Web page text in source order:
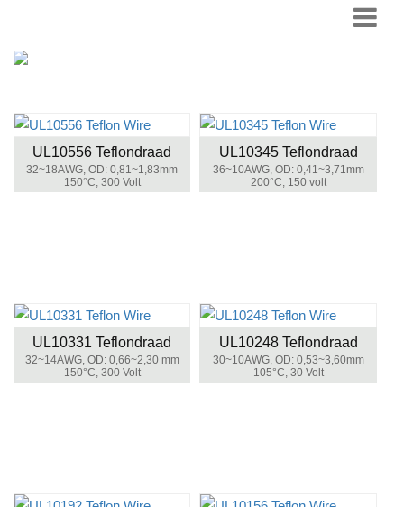
UL10556 Teflondraad
32~18AWG, OD: 0,81~1,83mm
150°C, 300 Volt
UL10345 Teflondraad
36~10AWG, OD: 0,41~3,71mm
200°C, 150 volt
UL10331 Teflondraad
32~14AWG, OD: 0,66~2,30 mm
150°C, 300 Volt
UL10248 Teflondraad
30~10AWG, OD: 0,53~3,60mm
105°C, 30 Volt